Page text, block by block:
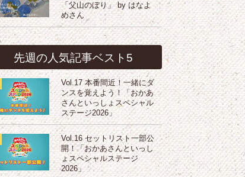
「父山のぼり」 by はなよ
めさん
先週の人気記事ベスト5
Vol.17 本番間近！一緒にダ
ンスを覚えよう！「おかあ
さんといっしょスペシャル
ステージ2026」
Vol.16 セットリスト一部公
開！「おかあさんといっし
ょスペシャルステージ
2026」